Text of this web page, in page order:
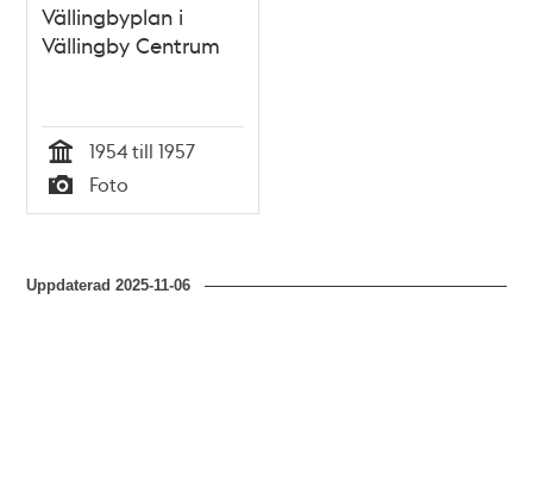
Vällingbyplan i
Vällingby Centrum
Tid
1954 till 1957
Typ
Foto
Uppdaterad2025-11-06